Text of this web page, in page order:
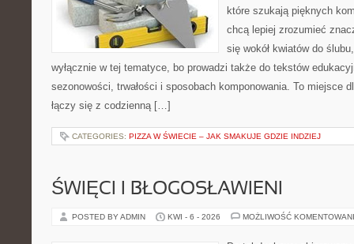
które szukają pięknych
chcą lepiej zrozumieć
się wokół kwiatów do
wyłącznie w tej tematyce, bo prowadzi także do tekstów
sezonowości, trwałości i sposobach komponowania. To miejsce
łączy się z codzienną […]
CATEGORIES: PIZZA W ŚWIECIE – JAK SMAKUJE GDZIE INDZIEJ
ŚWIĘCI I BŁOGOSŁAWIENI
POSTED BY ADMIN KWI - 6 - 2026 MOŻLIWOŚĆ